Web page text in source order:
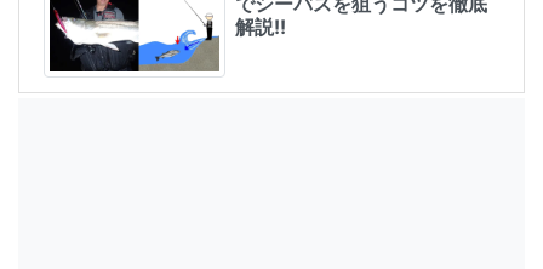
解説!!